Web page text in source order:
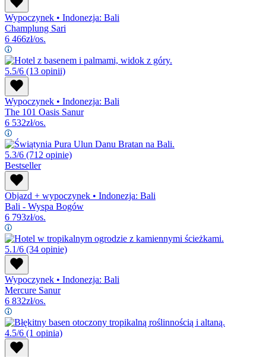
Wypoczynek • Indonezja: Bali
Champlung Sari
6 466zł/os.
5.5/6 (13 opinii)
Wypoczynek • Indonezja: Bali
The 101 Oasis Sanur
6 532zł/os.
5.3/6 (712 opinie)
Bestseller
Objazd + wypoczynek • Indonezja: Bali
Bali - Wyspa Bogów
6 793zł/os.
5.1/6 (34 opinie)
Wypoczynek • Indonezja: Bali
Mercure Sanur
6 832zł/os.
4.5/6 (1 opinia)